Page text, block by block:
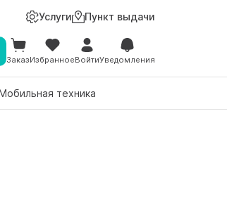
Услуги Пункт выдачи
ЗаказИзбранноеВойтиУведомления
техника